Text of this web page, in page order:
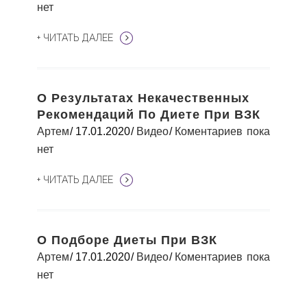
нет
+ ЧИТАТЬ ДАЛЕЕ
О Результатах Некачественных
Рекомендаций По Диете При ВЗК
Артем 17.01.2020 Видео
Коментариев пока
нет
+ ЧИТАТЬ ДАЛЕЕ
О Подборе Диеты При ВЗК
Артем 17.01.2020 Видео
Коментариев пока
нет